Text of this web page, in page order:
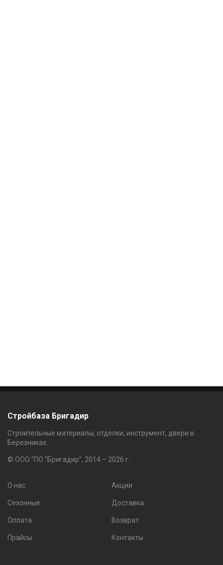
Стройбаза Бригадир
Строительные материалы, отделки, инструмент, двери в
Березниках.
© ООО "ПО "Бригадир", 2014 – 2026 г.
О нас Акции
Сезонные Доставка
Оплата Возврат
Прайсы Контакты